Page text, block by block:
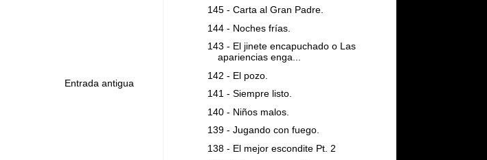
Entrada antigua
145 - Carta al Gran Padre.
144 - Noches frías.
143 - El jinete encapuchado o Las
apariencias enga...
142 - El pozo.
141 - Siempre listo.
140 - Niños malos.
139 - Jugando con fuego.
138 - El mejor escondite Pt. 2